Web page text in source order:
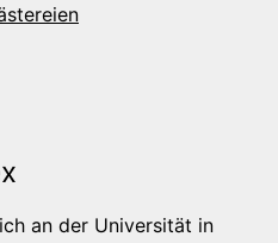
an der Universität in